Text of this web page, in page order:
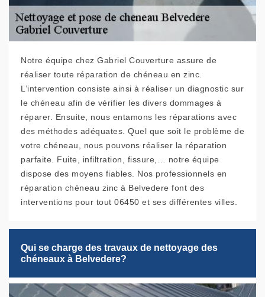
Notre équipe chez Gabriel Couverture assure de
réaliser toute réparation de chéneau en zinc.
L’intervention consiste ainsi à réaliser un diagnostic sur
le chéneau afin de vérifier les divers dommages à
réparer. Ensuite, nous entamons les réparations avec
des méthodes adéquates. Quel que soit le problème de
votre chéneau, nous pouvons réaliser la réparation
parfaite. Fuite, infiltration, fissure,… notre équipe
dispose des moyens fiables. Nos professionnels en
réparation chéneau zinc à Belvedere font des
interventions pour tout 06450 et ses différentes villes.
Qui se charge des travaux de nettoyage des
chéneaux à Belvedere?